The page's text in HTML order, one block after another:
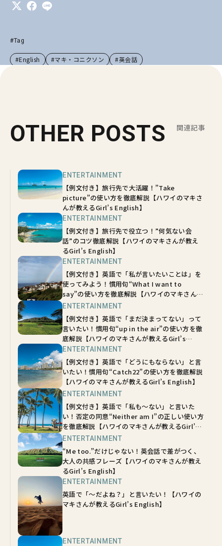
#Tag
#English #マキ・コニクソン #英会話
OTHER POSTS 関連記事
ENTERTAINMENT
【例文付き】旅行先で大活躍！”Take
picture”の使い方を徹底解説【ハワイのマキさ
んが教えるGirl’s English】
ENTERTAINMENT
【例文付き】旅行先で役立つ！”何気ない会
話”のコツ徹底解説【ハワイのマキさんが教え
るGirl’s English】
ENTERTAINMENT
【例文付き】英語で「私が言いたいことは」を
使ってみよう！慣用句“What I want to
say”の使い方を徹底解説【ハワイのマキさんが
教えるGirl’s English】
ENTERTAINMENT
【例文付き】英語で「まだ決まってない」って
言いたい！慣用句“up in the air”の使い方を徹
底解説【ハワイのマキさんが教えるGirl’s
English】
ENTERTAINMENT
【例文付き】英語で「どうにもならない」と言
いたい！慣用句“Catch22”の使い方を徹底解説
【ハワイのマキさんが教えるGirl’s English】
ENTERTAINMENT
【例文付き】英語で「私も〜ない」と言いた
い！否定の同意“Neither am I”の正しい使い方
を徹底解説【ハワイのマキさんが教えるGirl’s
English】
ENTERTAINMENT
“Me too.”だけじゃない！英会話で差がつく、
大人の共感フレーズ【ハワイのマキさんが教え
るGirl’s English】
ENTERTAINMENT
英語で「～だよね？」と言いたい！【ハワイの
マキさんが教えるGirl’s English】
ENTERTAINMENT